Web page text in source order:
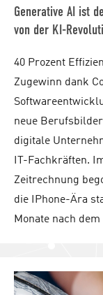
Generative AI ist
von der KI-
40 Prozent
Zugewinn dank
neue
digitale
IT-Fachkräften.
Zeitrechnung
die IPhone-Ära
Monate nach